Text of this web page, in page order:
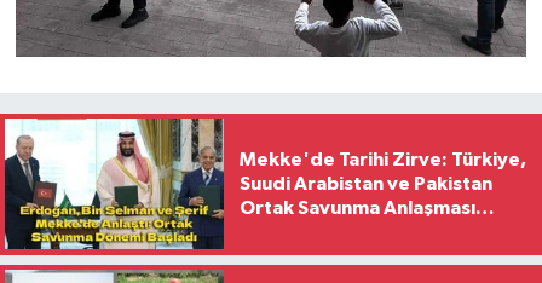
Mekke'de Tarihi Zirve: Türkiye,
Suudi Arabistan ve Pakistan
Ortak Savunma Anlaşması